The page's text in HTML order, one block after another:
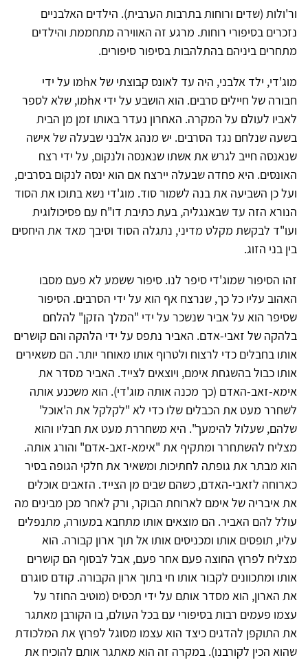
ור'ולות (שדים ורוחות בתרבות הערבית). הילדים האלבניים
נזכרים בסיפורי רוחות. מרגע זה האווירה מתחממת והילדים
מתחרים ביניהם בהתלהבות בסיפור סיפורים.
מוג'די, ילד אלבני, היה עד לאונס קבוצתי של אhמו על ידי
חבורה של חיילים סרבים. הוא הושבע על ידי אhמו, שלא לספר
לאביו לעולם על המקרה. האחרון נעדר באותו זמן מן הבית
בשעה שנלחם נגד הסרבים. יש מנהג אלבני שבעלה של אישה
שנאנסה חייב לגרש את אשתו שנאנסה ולנקום, על ידי רצח
האונסים. היא פחדה שבעלה יירצח אם הוא ינסה לנקום בסרבים,
ועל כן השביעה את בנה לשמור סוד. מוג'די נשא בתוכו את הסוד
הנורא הזה עד שבאנגליה, בעת כתיבת דו"ח עם פסיכולוגית
ועו"ד לבקשת מקלט מדיני, נתגלה הסוד וסיבך מאד את היחסים
בין בני הזוג.
זהו הסיפור שמוג'די סיפר לנו. סיפור ששמע לא פעם מסבו
האהוב עליו כל כך, שנרצח אף הוא על ידי הסרבים. הסיפור
שסיפר הוא על אביר שנשכר על ידי "המלך הזקן" להלחם
בלהקה של זאבי-אדם. האביר נתפס על ידי הלהקה והם קושרים
אותו בחבלים כדי לרצוח ולטרוף אותו מאוחר יותר. הם משאירים
אותו כבול בהשגחת אימם, ויוצאים לצייד. האביר מסדר את
אימא-זאב-האדם (כך מכנה אותה מוג'די). הוא משכנע אותה
לשחרר מעט את הכבלים שלו כדי לא "לקלקל את ה'אוכל'
שלהם, שעלול להימעך". היא משחררת מעט את חבליו והוא
מצליח להשתחרר ומתקיף את "אימא-זאב-אדם" והורג אותה.
הוא מבתר את גופתה לחתיכות ומשאיר את חלקי הגופה בסיר
כארוחה לזאבי-האדם, כשהם שבים מן הצייד. הזאבים אוכלים
את איבריה של אימם לארוחת הבוקר, ורק לאחר מכן מבינים מה
עולל להם האביר. הם מוצאים אותו מתחבא במעורה, מתנפלים
עליו, תופסים אותו ומכניסים אותו אל תוך ארון קבורה. הוא
מצליח לפרוץ החוצה פעם אחר פעם, אבל לבסוף הם קושרים
אותו ומתכוונים לקבור אותו חי בתוך ארון הקבורה. קודם סוגרם
את הארון, הוא מסדר אותם על ידי תכסיס (מוטיב החוזר על
עצמו פעמים רבות בסיפורי עם בכל העולם, בו הקורבן מאתגר
את התוקפן להדגים כיצד הוא עצמו מסוגל לפרוץ את המלכודת
שהוא הכין לקורבנו). במקרה זה הוא מאתגר אותם להוכיח את